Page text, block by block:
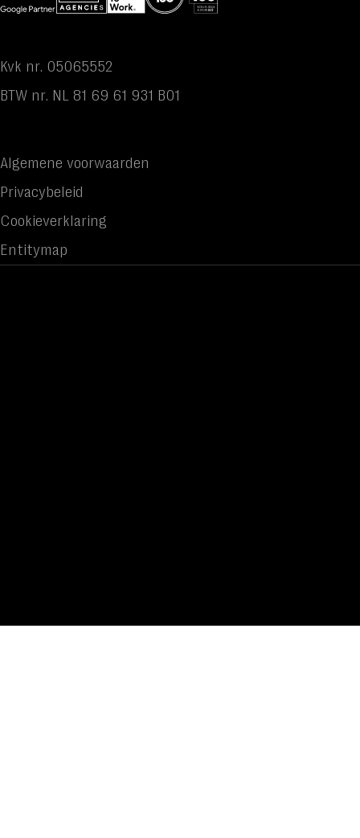
Kvk nr. 05065552
BTW nr. NL 81 69 61 931 B01
Algemene voorwaarden
Privacybeleid
Cookieverklaring
Entitymap